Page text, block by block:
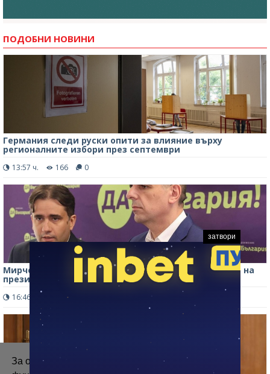
За осигуряване на правилното
ПОДОБНИ НОВИНИ
Германия следи руски опити за влияние върху
регионалните избори през септември
13:57 ч. 166 0
Мирчев: С ПП гледаме в една посока по отношение на
президентските избори
16:46 ч. 286
затвори